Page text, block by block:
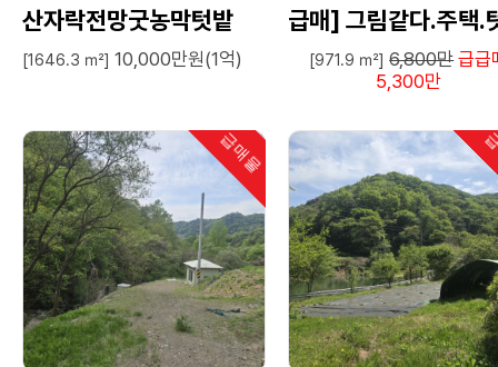
산자락전망굿농막텃밭
[1646.3 ㎡] 10,000만원(1억)
급매] 그림같다.주택.
밭.농막쉼터땅.손해보
[971.9 ㎡] 6,800만 급급
5,300만
급매물
인기